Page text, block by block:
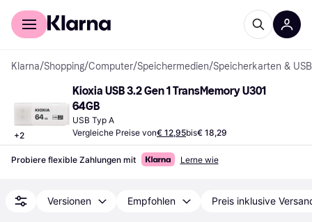
Für Shopper
Klarna/Shopping/Computer/Speichermedien/Speicherkarten &
+2
Kioxia USB 3.2 Gen 1 TransMemory U301
64GB
USB Typ A
Vergleiche Preise von€ 12,95bis€ 18,29
Probiere flexible Zahlungen mit Lerne wie
Versionen Empfohlen Preis inklusive